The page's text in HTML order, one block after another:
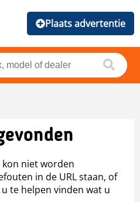
Plaats advertentie
kon niet worden
in de URL staan, of
te helpen vinden wat u